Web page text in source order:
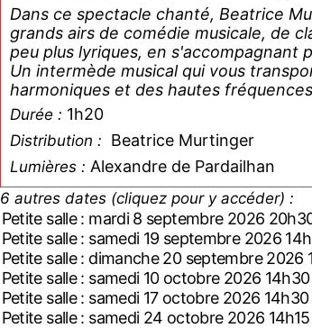
Dans ce spectacle chanté, Beatrice
grands airs de comédie musicale, de
peu plus lyriques, en s'accompagnant
Un intermède musical qui vous
harmoniques et des hautes
Durée : 1h20
Distribution : Beatrice Murtinger
Lumières : Alexandre de Pardailhan
6 autres dates (cliquez pour y accéder) :
Petite salle : mardi 8 septembre 2026
Petite salle : samedi 19 septembre 2026
Petite salle : dimanche 20 septembre 2026
Petite salle : samedi 10 octobre 2026 14h30
Petite salle : samedi 17 octobre 2026 14h30
Petite salle : samedi 24 octobre 2026 14h15